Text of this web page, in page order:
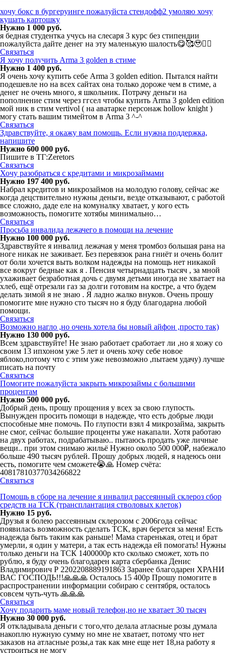
хочу бокс в бургеруинге пожалуйста стендофф2 умоляю хочу
кушать картошку
Нужно 1 000 руб.
я бедная студентка учусь на слесаря 3 курс без стипендии
пожалуйста дайте денег на эту маленькую шалость😋🥰🥹✌🏻
Связаться
Я хочу получить Arma 3 golden в стиме
Нужно 1 400 руб.
Я очень хочу купить себе Arma 3 golden edition. Пытался найти
подешевле но на всех сайтах она только дороже чем в стиме, а
денег не очень много, я школьник. Потрачу деньги на
пополнение стим через ггсел чтобы купить Arma 3 golden edition
мой ник в стим vertivol ( на аватарке персонаж hollow knight )
могу стать вашим тимейтом в Arma 3 ^-^
Связаться
Здравствуйте, я окажу вам помощь. Если нужна поддержка,
напишите
Нужно 600 000 руб.
Пишите в ТГ:Zeretors
Связаться
Хочу разобраться с кредитами и микрозаймами
Нужно 197 400 руб.
Набрал кредитов и микрозаймов на молодую голову, сейчас же
когда децствительно нужны деньги, везде отказывают, с работой
все сложно, даде еле на комуналку хватает, у кого есть
возможность, помогите хотябы минимально…
Связаться
Просьба инвалида лежачего в помощи на лечение
Нужно 100 000 руб.
Здравствуйте я инвалид лежачая у меня тромбоз большая рана на
ноге никак не заживает. Без перевязок рана гниёт и очень болит
от боли хочется выть волком надежды на помощь нет никакой
все вокруг бедные как я . Пенсия четырнадцать тысяч , за мной
ухаживает безработная дочь с двумя детьми иногда не хватает на
хлеб, ещё отрезали газ за долги готовим на костре, а что будем
делать зимой я не знаю . Я ладно жалко внуков. Очень прошу
помогите мне нужно сто тысяч но я буду благодарна любой
помощи.
Связаться
Возможно нагло ,но очень хотела бы новый айфон ,просто так)
Нужно 130 000 руб.
Всем здравствуйте! Не знаю работает сработает ли ,но я хожу со
своим 13 ипхоном уже 5 лет и очень хочу себе новое
яблоко,потому что с этим уже невозможно ,пытаем удачу) лучше
писать на почту
Связаться
Помогите пожалуйста закрыть микрозаймы с большими
процентам
Нужно 500 000 руб.
Добрый день, прошу прощения у всех за свою глупость.
Вынужден просить помощи в надежде, что есть добрые люди
способные мне помочь. По глупости взял 4 микрозайма, закрыть
не смог, сейчас большие проценты уже накапали. Хотя работаю
на двух работах, подрабатываю.. пытаюсь продать уже личные
вещи.. при этом снимаю жильё Нужно около 500 000₽, набежало
больше 490 тысяч рублей. Прошу добрых людей, я надеюсь они
есть, помогите чем сможете😭🙏 Номер счёта:
40817810377034266822
Связаться
Помощь в сборе на лечение я инвалид рассеянный склероз сбор
средств на ТСК (трансплантация стволовых клеток)
Нужно 15 руб.
Друзья я болею рассеянным склерозом с 2006года сейчас
появилась возможность сделать ТСК, врач берется за меня! Есть
надежда быть таким как раньше! Мама старенькая, отец и брат
умерли, я один у матери, а так есть надежда ей помогать! Нужны
только деньги на ТСК 1400000р кто сколько сможет, хоть по
рублю, я буду очень благодарен карта сбербанка Денис
Владимирович Р 2202208889191863 Заранее благодарен ХРАНИ
ВАС ГОСПОДЬ!!!🙏🙏🙏 Осталось 15 400р Прошу помогите в
распространении информации собираю с сентября, осталось
совсем чуть-чуть 🙏🙏🙏
Связаться
Хочу подарить маме новый телефон,но не хватает 30 тысяч
Нужно 30 000 руб.
Я откладывала деньги с того,что делала атласные розы думала
накоплю нужную сумму но мне не хватает, потому что нет
заказов на атласные розы,а так как мне еще нет 18,на работу я
устроиться не могу